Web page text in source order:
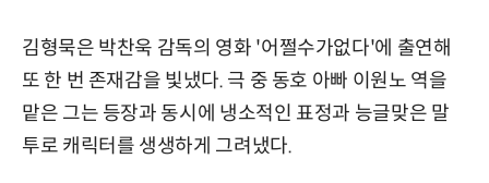
김형묵은 박찬욱 감독의 영화 '어쩔수가없다'에 출연해
또 한 번 존재감을 빛냈다. 극 중 동호 아빠 이원노 역을
맡은 그는 등장과 동시에 냉소적인 표정과 능글맞은 말
투로 캐릭터를 생생하게 그려냈다.